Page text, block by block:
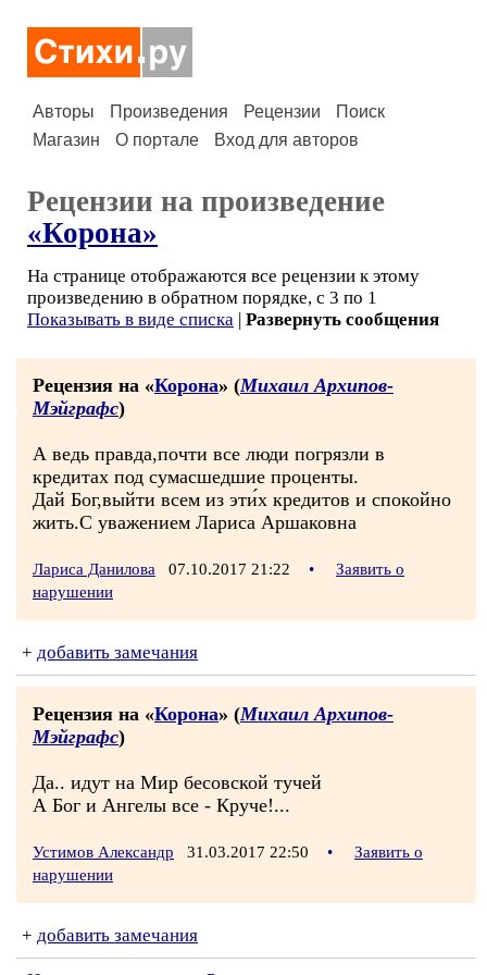
Авторы Произведения Рецензии
Поиск
Магазин
О портале Вход для авторов
Рецензии на произведение
«Корона»
На странице отображаются все рецензии к этому
произведению в обратном порядке, с 3 по 1
Показывать в виде списка | Развернуть сообщения
Рецензия на «Корона» (Михаил Архипов-
Мэйграфс)
А ведь правда,почти все люди погрязли в
кредитах под сумасшедшие проценты.
Дай Бог,выйти всем из эти́х кредитов и спокойно
жить.С уважением Лариса Аршаковна
Лариса Данилова 07.10.2017 21:22 •
Заявить о
нарушении
+ добавить замечания
Рецензия на «Корона» (Михаил Архипов-
Мэйграфс)
Да.. идут на Мир бесовской тучей
А Бог и Ангелы все - Круче!...
Устимов Александр 31.03.2017 22:50 •
Заявить о
нарушении
+ добавить замечания